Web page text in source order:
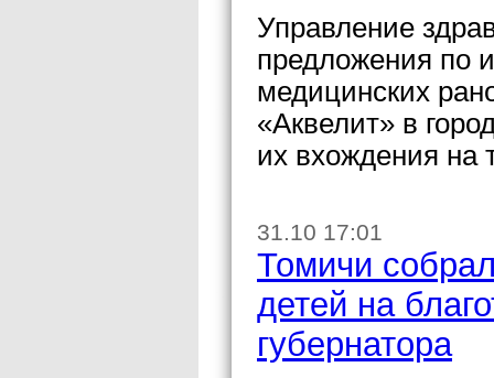
Управление
предложения по
медицинских
«Аквелит» в
их вхождения на
31.10 17:01
Томичи
детей на
губернатора